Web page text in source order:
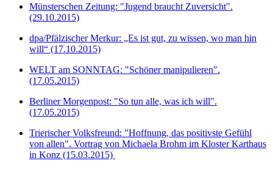
Münsterschen Zeitung: "Jugend braucht Zuversicht".
(29.10.2015)
dpa/Pfälzischer Merkur: „Es ist gut, zu wissen, wo man hin
will“ (17.10.2015)
WELT am SONNTAG: "Schöner manipulieren".
(17.05.2015)
Berliner Morgenpost: "So tun alle, was ich will".
(17.05.2015)
Trierischer Volksfreund: "Hoffnung, das positivste Gefühl
von allen". Vortrag von Michaela Brohm im Kloster Karthaus
in Konz (15.03.2015)